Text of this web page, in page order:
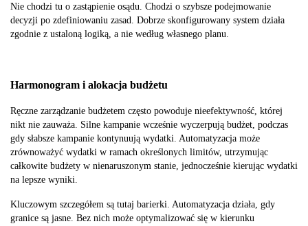
Nie chodzi tu o zastąpienie osądu. Chodzi o szybsze podejmowanie
decyzji po zdefiniowaniu zasad. Dobrze skonfigurowany system działa
zgodnie z ustaloną logiką, a nie według własnego planu.
Harmonogram i alokacja budżetu
Ręczne zarządzanie budżetem często powoduje nieefektywność, której
nikt nie zauważa. Silne kampanie wcześnie wyczerpują budżet, podczas
gdy słabsze kampanie kontynuują wydatki. Automatyzacja może
zrównoważyć wydatki w ramach określonych limitów, utrzymując
całkowite budżety w nienaruszonym stanie, jednocześnie kierując wydatki
na lepsze wyniki.
Kluczowym szczegółem są tutaj barierki. Automatyzacja działa, gdy
granice są jasne. Bez nich może optymalizować się w kierunku